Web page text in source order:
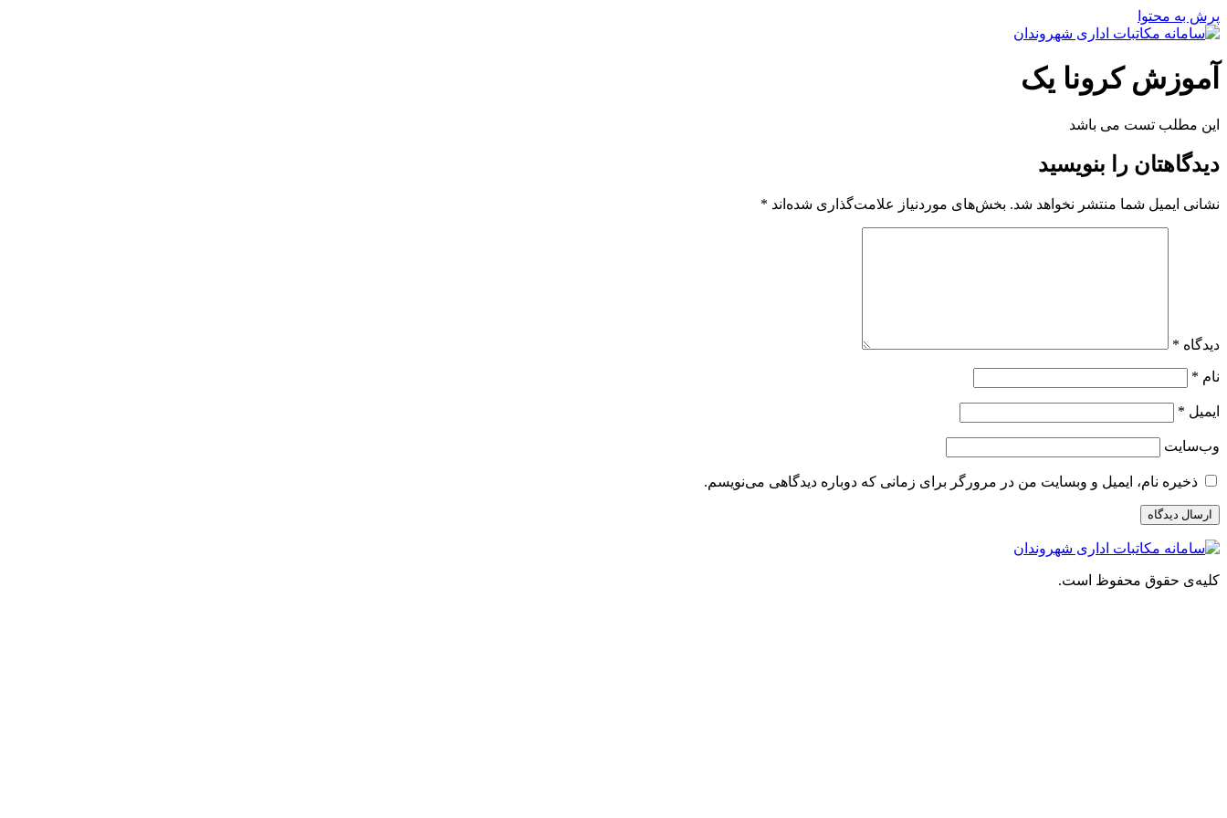
پرش به محتوا
آموزش کرونا یک
این مطلب تست می باشد
دیدگاهتان را بنویسید
نشانی ایمیل شما منتشر نخواهد شد. بخش‌های موردنیاز علامت‌گذاری شده‌اند *
دیدگاه *
نام *
ایمیل *
وب‌سایت
ذخیره نام، ایمیل و وبسایت من در مرورگر برای زمانی که دوباره دیدگاهی می‌نویسم.
کلیه‌ی حقوق محفوظ است.